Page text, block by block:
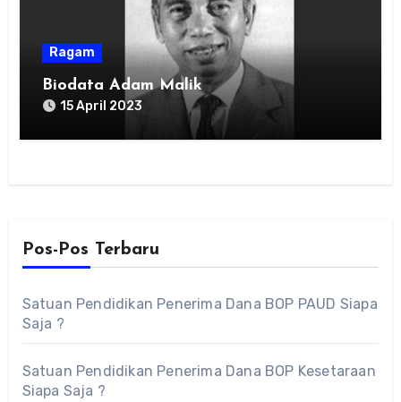
Ragam
Biodata Adam Malik
15 April 2023
Pos-Pos Terbaru
Satuan Pendidikan Penerima Dana BOP PAUD Siapa
Saja ?
Satuan Pendidikan Penerima Dana BOP Kesetaraan
Siapa Saja ?